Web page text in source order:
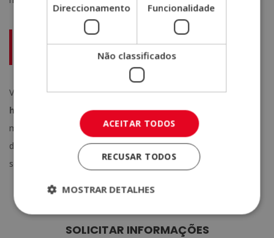
Mestrado em Psicologia Holística – O Diploma tem a
Você gostaria de se tornar umespecialista em psicologia
holística
e aprender a gerir as emoções e o bem-estar
mental? Solicite informações sobre o curso da ELBS e não
deixe passar nem mais um dia sem investir o seu tempo e os
seus esforços naquilo que realmente o apaixona!
SOLICITAR INFORMAÇÕES
Direccionamento Funcionalidade
Não classificados
ACEITAR TODOS
RECUSAR TODOS
MOSTRAR DETALHES